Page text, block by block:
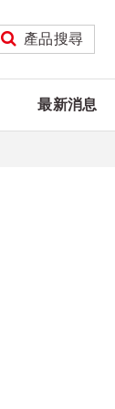
產品搜尋
最新消息